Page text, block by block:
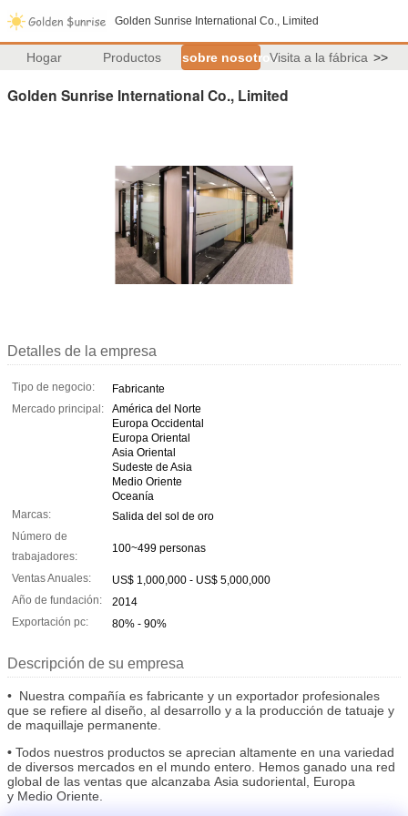
Golden Sunrise International Co., Limited
Hogar Productos sobre nosotrosVisita a la fábrica >>
Golden Sunrise International Co., Limited
Detalles de la empresa
Tipo de negocio:
Fabricante
Mercado principal:
América del Norte
Europa Occidental
Europa Oriental
Asia Oriental
Sudeste de Asia
Medio Oriente
Oceanía
Marcas:
Salida del sol de oro
Número de
trabajadores:
100~499 personas
Ventas Anuales:
US$ 1,000,000 - US$ 5,000,000
Año de fundación:
2014
Exportación pc:
80% - 90%
Descripción de su empresa
• Nuestra compañía es fabricante y un exportador profesionales
que se refiere al diseño, al desarrollo y a la producción de tatuaje y
de maquillaje permanente.
• Todos nuestros productos se aprecian altamente en una variedad
de diversos mercados en el mundo entero. Hemos ganado una red
global de las ventas que alcanzaba Asia sudoriental, Europa
y Medio Oriente.